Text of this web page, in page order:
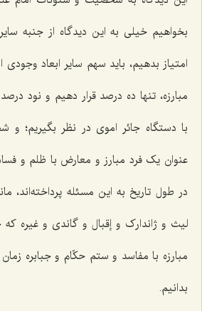
بخواهیم خیلی به این دیدگاه از جنبه
امتیاز بدهیم، باید سهم سایر ابعاد
مبارزه، تنها ده درصد قرار دهیم و نود
با دستگاه جائر اموی در نظر بگیریم؛
عنوان یک فرد مبارز و معارض با ظلم و
در طول تاریخ به این مسئله پرداخته‌اند،
لیث و ژاندارک و إقبال و گاندی و غیره که
مبارزه با مفاسد و ستم حکّام و جبابره
بدانیم.